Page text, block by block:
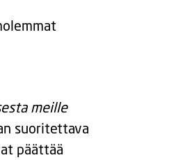
meille
suoritettava
päättää